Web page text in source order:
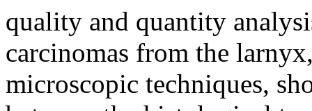
quality and quantity
carcinomas from the
microscopic techniques,